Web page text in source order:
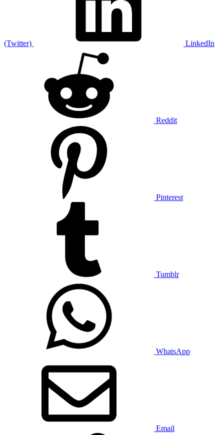
(Twitter) LinkedIn
Reddit
Pinterest
Tumblr
WhatsApp
Email